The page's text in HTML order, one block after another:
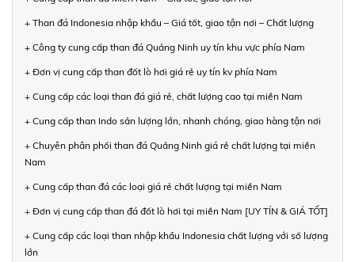
+ Than đá Indonesia nhập khẩu – Giá tốt, giao tận nơi – Chất lượng
+ Công ty cung cấp than đá Quảng Ninh uy tín khu vực phía Nam
+ Đơn vị cung cấp than đốt lò hơi giá rẻ uy tín kv phía Nam
+ Cung cấp các loại than đá giá rẻ, chất lượng cao tại miền Nam
+ Cung cấp than Indo sản lượng lớn, nhanh chóng, giao hàng tận nơi
+ Chuyên phân phối than đá Quảng Ninh giá rẻ chất lượng tại miền
Nam
+ Cung cấp than đá các loại giá rẻ chất lượng tại miền Nam
+ Đơn vị cung cấp than đá đốt lò hơi tại miền Nam [UY TÍN & GIÁ TỐT]
+ Cung cấp các loại than nhập khẩu Indonesia chất lượng với số lượng
lớn